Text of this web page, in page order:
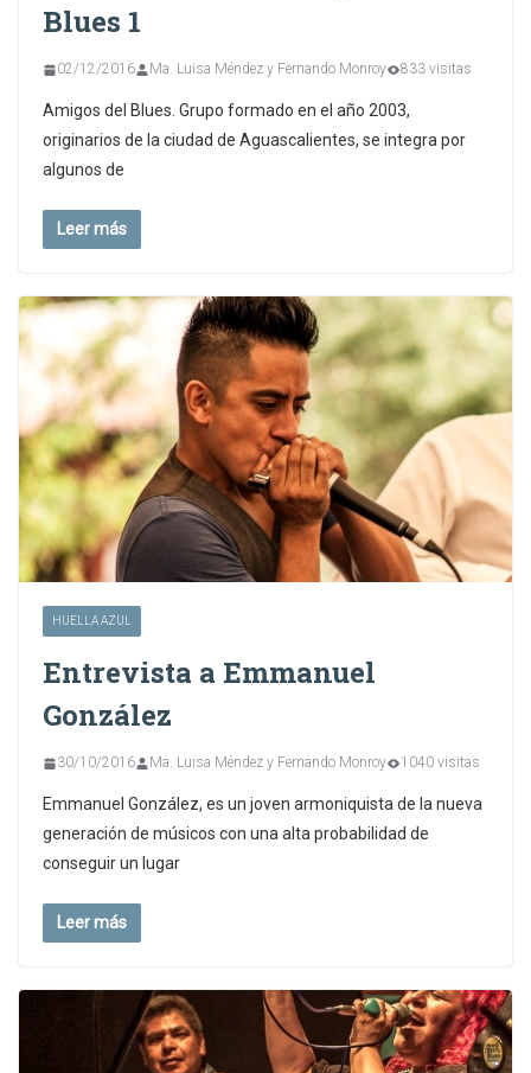
Blues 1
02/12/2016 Ma. Luisa Méndez y Fernando Monroy 833 visitas
Amigos del Blues. Grupo formado en el año 2003,
originarios de la ciudad de Aguascalientes, se integra por
algunos de
Leer más
HUELLA AZUL
Entrevista a Emmanuel
González
30/10/2016 Ma. Luisa Méndez y Fernando Monroy 1040 visitas
Emmanuel González, es un joven armoniquista de la nueva
generación de músicos con una alta probabilidad de
conseguir un lugar
Leer más